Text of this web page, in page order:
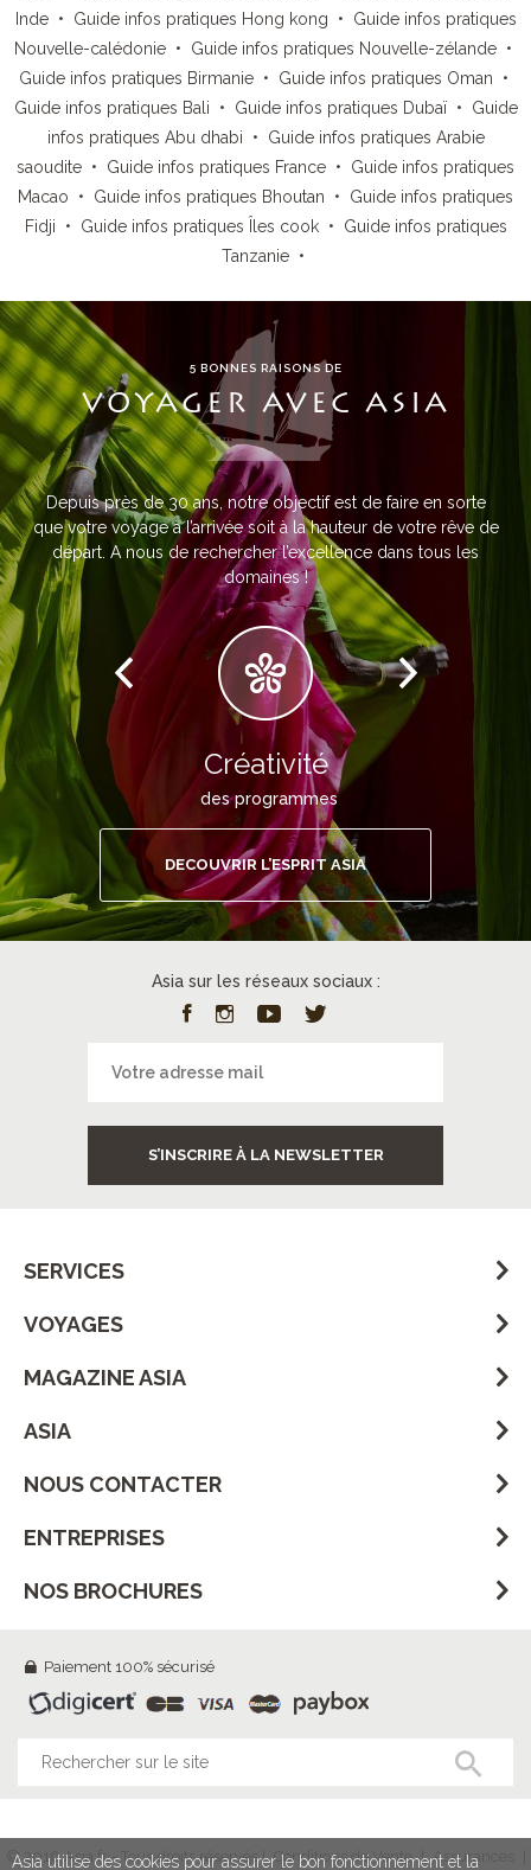
Inde• Guide infos pratiques Hong kong • Guide infos pratiques
Nouvelle-calédonie • Guide infos pratiques Nouvelle-zélande •
Guide infos pratiques Birmanie• Guide infos pratiques Oman •
Guide infos pratiques Bali • Guide infos pratiques Dubaï• Guide
infos pratiques Abu dhabi • Guide infos pratiques Arabie
saoudite • Guide infos pratiques France • Guide infos pratiques
Macao • Guide infos pratiques Bhoutan • Guide infos pratiques
Fidji • Guide infos pratiques Îles cook• Guide infos pratiques
Tanzanie •
5 BONNES RAISONS DE
VOYAGER AVEC ASIA
Depuis près de 30 ans, notre objectif est de faire en sorte
que votre voyage à l’arrivée soit à la hauteur de votre rêve de
départ. A nous de rechercher l’excellence dans tous les
domaines !
Créativité
des programmes
DECOUVRIR L’ESPRIT ASIA
Asia sur les réseaux sociaux :
S’INSCRIRE À LA NEWSLETTER
SERVICES
VOYAGES
MAGAZINE ASIA
ASIA
NOUS CONTACTER
ENTREPRISES
NOS BROCHURES
Paiement 100% sécurisé
© 2016 Asia.fr - Tous droits réservés | Conditions de Vente | Assurances
Asia utilise des cookies pour assurer le bon fonctionnement et la